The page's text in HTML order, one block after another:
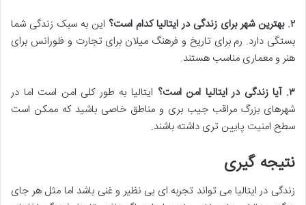
۲.بهترین شهر برای زندگی در ایتالیا کدام است؟ این به سبک زندگی شما
بستگی دارد. رم برای تاریخ و فرهنگ میلان برای تجارت و فلورانس برای
هنر و معماری مناسب هستند.
۳.آیا زندگی در ایتالیا امن است؟ ایتالیا به طور کلی امن است اما در
شهرهای بزرگ مراقب جیب بری و مناطق خاصی باشید که ممکن است
سطح امنیت پایین تری داشته باشند.
نتیجه گیری
زندگی در ایتالیا می تواند تجربه ای بی نظیر و غنی باشد اما مثل هر جای